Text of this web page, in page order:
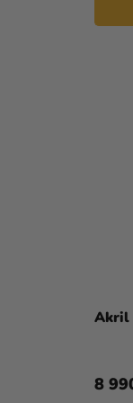
Á
Akril
8